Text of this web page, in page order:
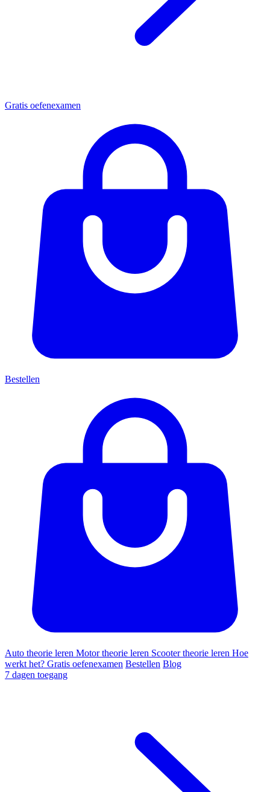
Gratis oefenexamen
Bestellen
Auto theorie leren Motor theorie leren Scooter theorie leren Hoe
werkt het? Gratis oefenexamen Bestellen Blog
7 dagen toegang